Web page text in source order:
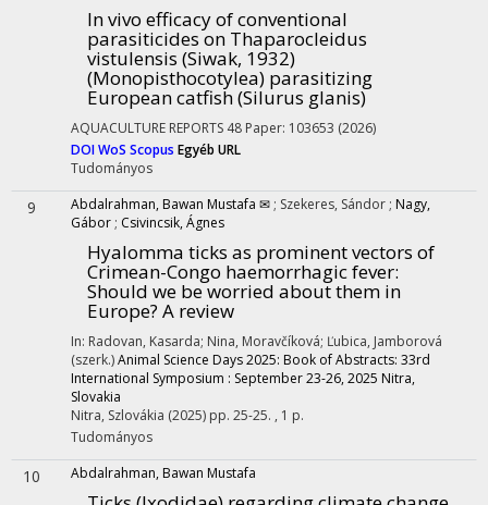
In vivo efficacy of conventional
parasiticides on Thaparocleidus
vistulensis (Siwak, 1932)
(Monopisthocotylea) parasitizing
European catfish (Silurus glanis)
AQUACULTURE REPORTS 48 Paper: 103653 (2026)
DOIWoS Scopus Egyéb URL
Tudományos
9 Abdalrahman, Bawan Mustafa ✉ ; Szekeres, Sándor ; Nagy,
Gábor ; Csivincsik, Ágnes
Hyalomma ticks as prominent vectors of
Crimean-Congo haemorrhagic fever:
Should we be worried about them in
Europe? A review
In: Radovan, Kasarda; Nina, Moravčíková; Ľubica, Jamborová
(szerk.)Animal Science Days 2025: Book of Abstracts: 33rd
International Symposium : September 23-26, 2025 Nitra,
Slovakia
Nitra, Szlovákia (2025) pp. 25-25. , 1 p.
Tudományos
10 Abdalrahman, Bawan Mustafa